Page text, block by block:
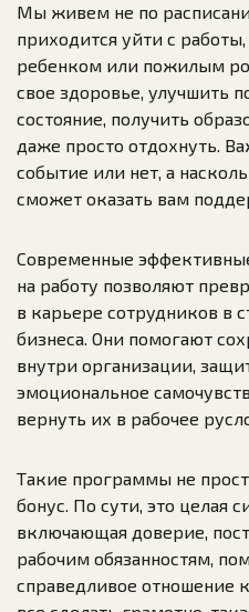
Мы живем не по
приходится уйти с
ребенком или пожилым
свое здоровье, улучшить
состояние, получить
даже просто отдохнуть.
событие или нет, а
сможет оказать вам
Современные
на работу позволяют
в карьере сотрудников в
бизнеса. Они помогают
внутри организации,
эмоциональное
вернуть их в рабочее
Такие программы не
бонус. По сути, это целая
включающая доверие,
рабочим обязанностям,
справедливое отношение